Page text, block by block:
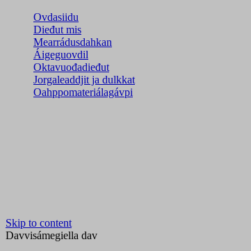
Ovdasiidu
Dieđut mis
Mearrádusdahkan
Áigeguovdil
Oktavuođadieđut
Jorgaleaddjit ja dulkkat
Oahppomateriálagávpi
Skip to content
Davvisámegiella dav